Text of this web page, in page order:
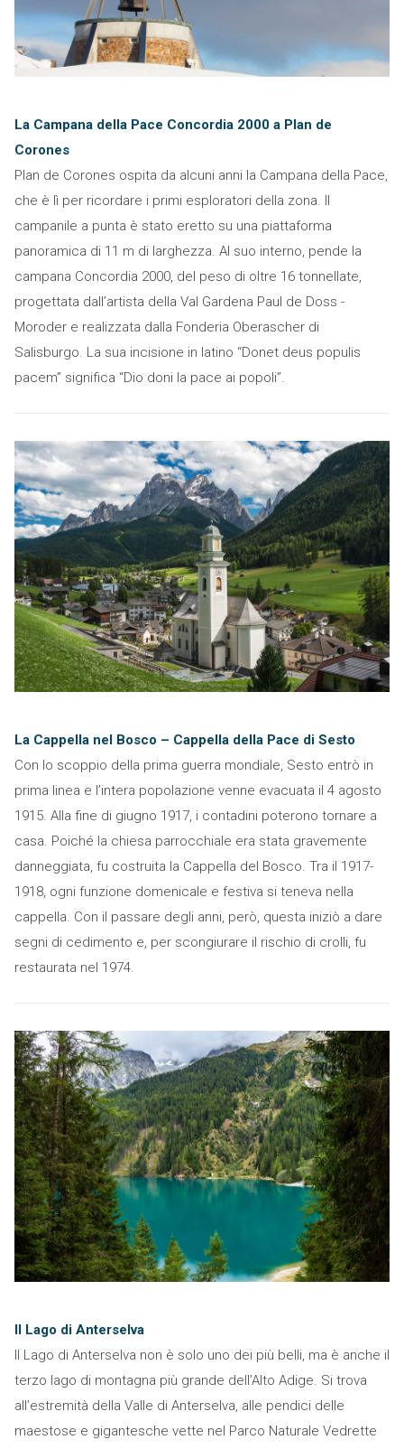
La Campana della Pace Concordia 2000 a Plan de
Corones
Plan de Corones ospita da alcuni anni la Campana della Pace,
che è lì per ricordare i primi esploratori della zona. Il
campanile a punta è stato eretto su una piattaforma
panoramica di 11 m di larghezza. Al suo interno, pende la
campana Concordia 2000, del peso di oltre 16 tonnellate,
progettata dall’artista della Val Gardena Paul de Doss -
Moroder e realizzata dalla Fonderia Oberascher di
Salisburgo. La sua incisione in latino “Donet deus populis
pacem” significa “Dio doni la pace ai popoli”.
La Cappella nel Bosco – Cappella della Pace di Sesto
Con lo scoppio della prima guerra mondiale, Sesto entrò in
prima linea e l’intera popolazione venne evacuata il 4 agosto
1915. Alla fine di giugno 1917, i contadini poterono tornare a
casa. Poiché la chiesa parrocchiale era stata gravemente
danneggiata, fu costruita la Cappella del Bosco. Tra il 1917-
1918, ogni funzione domenicale e festiva si teneva nella
cappella. Con il passare degli anni, però, questa iniziò a dare
segni di cedimento e, per scongiurare il rischio di crolli, fu
restaurata nel 1974.
Il Lago di Anterselva
Il Lago di Anterselva non è solo uno dei più belli, ma è anche il
terzo lago di montagna più grande dell’Alto Adige. Si trova
all’estremità della Valle di Anterselva, alle pendici delle
maestose e gigantesche vette nel Parco Naturale Vedrette